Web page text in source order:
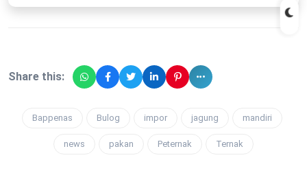
Share this:
Bappenas Bulog impor jagung mandiri
news pakan Peternak Ternak